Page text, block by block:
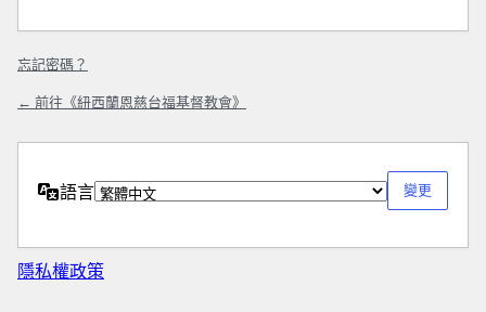
忘記密碼？
← 前往《紐西蘭恩慈台福基督教會》
語言
隱私權政策